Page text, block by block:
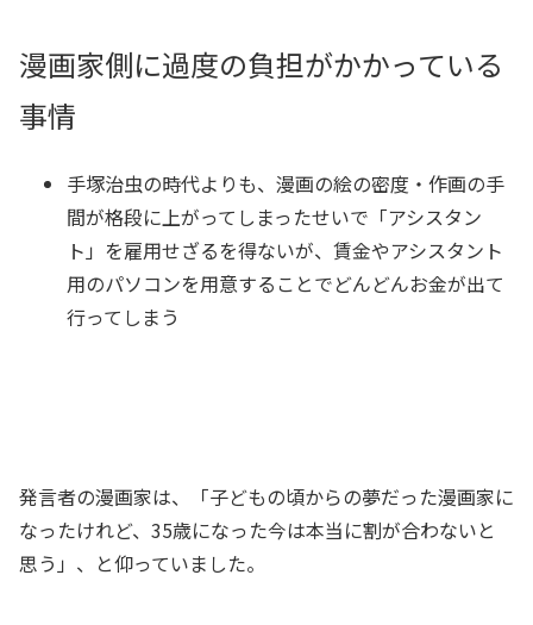
漫画家側に過度の負担がかかっている
事情
手塚治虫の時代よりも、漫画の絵の密度・作画の手
間が格段に上がってしまったせいで「アシスタン
ト」を雇用せざるを得ないが、賃金やアシスタント
用のパソコンを用意することでどんどんお金が出て
行ってしまう
発言者の漫画家は、「子どもの頃からの夢だった漫画家に
なったけれど、35歳になった今は本当に割が合わないと
思う」、と仰っていました。